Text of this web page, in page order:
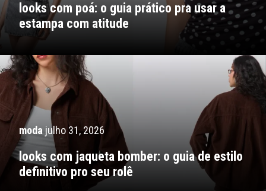
looks com poá: o guia prático pra usar a
estampa com atitude
moda julho 31, 2026
looks com jaqueta bomber: o guia de estilo
definitivo pro seu rolê